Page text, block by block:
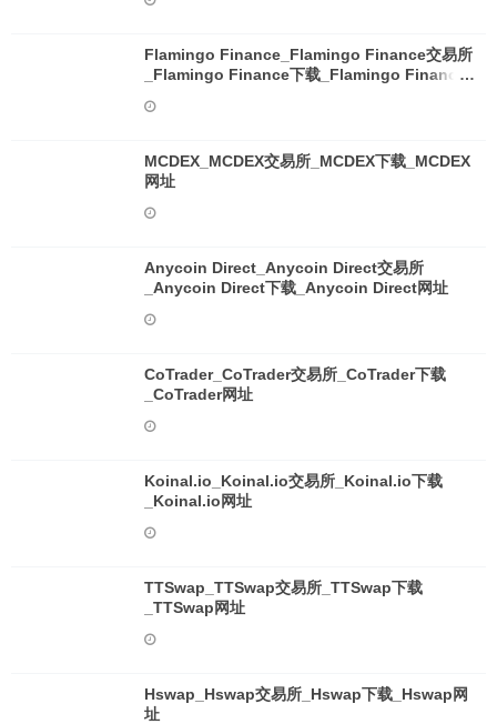
Flamingo Finance_Flamingo Finance交易所
_Flamingo Finance下载_Flamingo Finance
MCDEX_MCDEX交易所_MCDEX下载_MCDEX
网址
Anycoin Direct_Anycoin Direct交易所
_Anycoin Direct下载_Anycoin Direct网址
CoTrader_CoTrader交易所_CoTrader下载
_CoTrader网址
Koinal.io_Koinal.io交易所_Koinal.io下载
_Koinal.io网址
TTSwap_TTSwap交易所_TTSwap下载
_TTSwap网址
Hswap_Hswap交易所_Hswap下载_Hswap网
址